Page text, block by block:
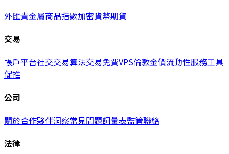
外匯貴金屬商品指數加密貨幣期貨
交易
帳戶平台社交交易算法交易免費VPS倫敦金價流動性服務工具
促推
公司
關於合作夥伴洞察常見問題詞彙表監管聯絡
法律